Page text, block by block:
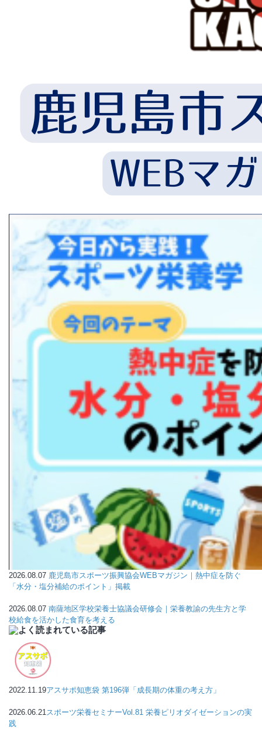
2026.08.07 鹿児島市スポーツ振興協会WEBマガジン｜熱中症を防ぐ
「水分・塩分補給のポイント」掲載
2026.08.07 南薩地区学校栄養士協議会研修会｜栄養教諭の先生方と学
校給食を活かした食育を考える
2022.11.19アスサポ知恵袋 第196弾「成長期の体重の考え方」
2026.06.21スポーツ栄養セミナーVol.81 栄養ピリオダイゼーションの実
践